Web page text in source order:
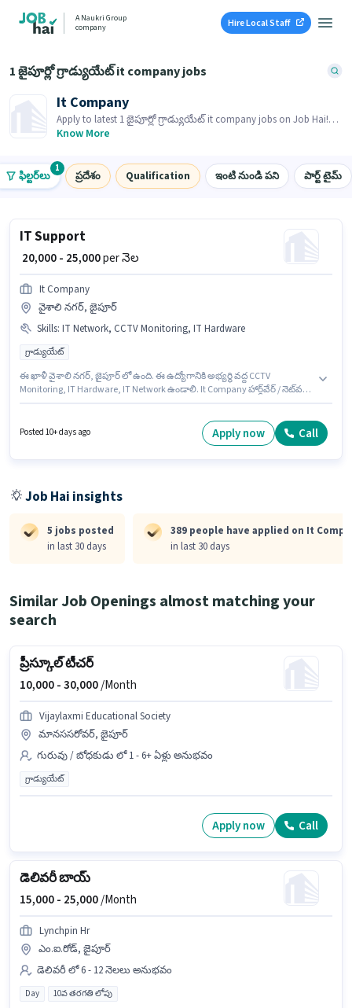
A Naukri Group
company
Hire Local Staff
1 జైపూర్లో గ్రాడ్యుయేట్ it company jobs
It Company
Apply to latest 1 జైపూర్లో గ్రాడ్యుయేట్ it company jobs on Job Hai!
Recruiter is actively hiring in your area.
Know More
ఫిల్టర్‌లు
1
ప్రదేశం Qualification ఇంటి నుండి పని పార్ట్ టైమ్
IT Support
₹ 20,000 - 25,000per నెల
It Company
వైశాలి నగర్, జైపూర్
Skills: IT Network, CCTV Monitoring, IT Hardware
గ్రాడ్యుయేట్
ఈ ఖాళీ వైశాలి నగర్, జైపూర్ లో ఉంది. ఈ ఉద్యోగానికి అభ్యర్థి వద్ద CCTV
Monitoring, IT Hardware, IT Network ఉండాలి. It Company హార్డ్‌వేర్ / నెట్‌వర్క్
అనుభవం ఉన్న వారికి కోసం, నెల జీతం ₹25000 ఉంటుంది. దరఖాస్తుదారులు కనీసం
Posted 10+ days ago Apply now Call
Job Hai insights
5 jobs posted
in last 30 days
389 people have applied on It
in last 30 days
Similar Job Openings almost matching your
search
ప్రీస్కూల్ టీచర్
10,000 -30,000/Month
Vijaylaxmi Educational Society
మానససరోవర్, జైపూర్
గురువు / బోధకుడు లో 1 - 6+ ఏళ్లు అనుభవం
గ్రాడ్యుయేట్
Apply now Call
డెలివరీ బాయ్
15,000 - 25,000/Month
Lynchpin Hr
ఎం.ఐ.రోడ్, జైపూర్
డెలివరీ లో 6 - 12 నెలలు అనుభవం
Day 10వ తరగతి లోపు